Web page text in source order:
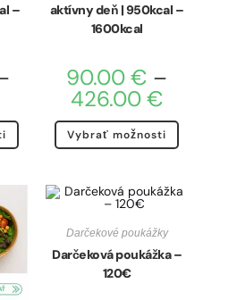
–
aktívny deň | 950kcal –
1600kcal
90.00€ –
426.00€
Vybrať možnosti
Darčekové poukážky
Darčeková poukážka –
120€